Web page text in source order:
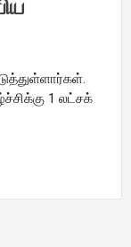
1 லட்சக்